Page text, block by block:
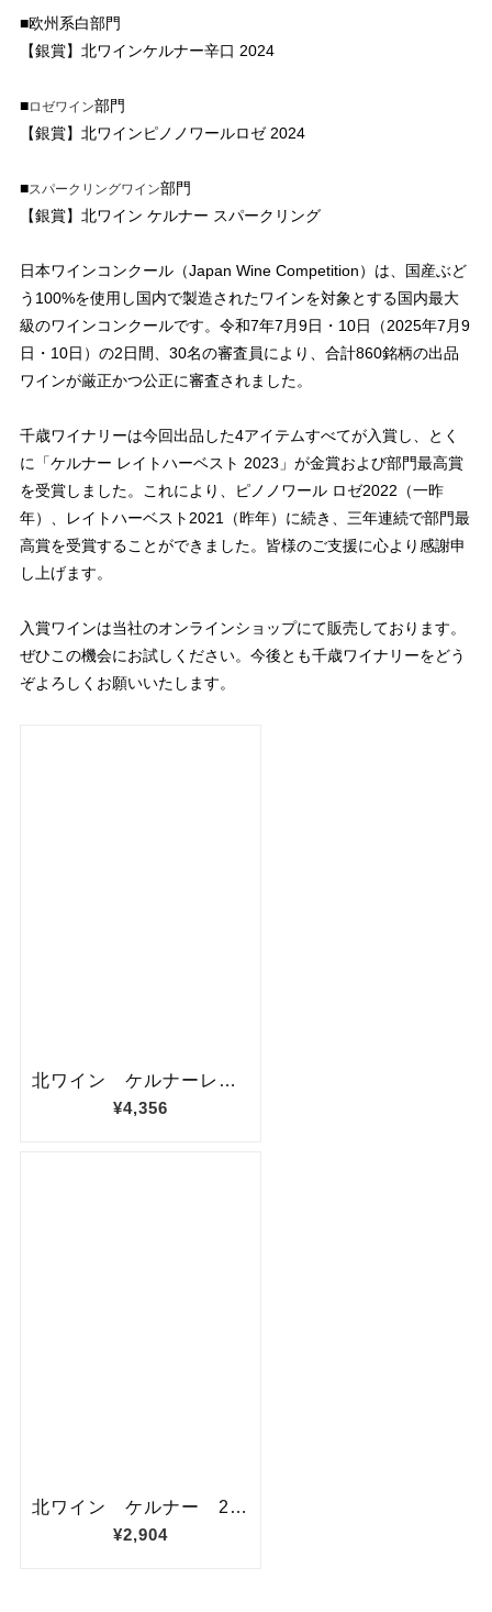
■欧州系白部門
【銀賞】北ワインケルナー辛口 2024
■ロゼワイン部門
【銀賞】北ワインピノノワールロゼ 2024
■スパークリングワイン部門
【銀賞】北ワイン ケルナー スパークリング
日本ワインコンクール（Japan Wine Competition）は、国産ぶど
う100%を使用し国内で製造されたワインを対象とする国内最大
級のワインコンクールです。令和7年7月9日・10日（2025年7月9
日・10日）の2日間、30名の審査員により、合計860銘柄の出品
ワインが厳正かつ公正に審査されました。
千歳ワイナリーは今回出品した4アイテムすべてが入賞し、とく
に「ケルナー レイトハーベスト 2023」が金賞および部門最高賞
を受賞しました。これにより、ピノノワール ロゼ2022（一昨
年）、レイトハーベスト2021（昨年）に続き、三年連続で部門最
高賞を受賞することができました。皆様のご支援に心より感謝申
し上げます。
入賞ワインは当社のオンラインショップにて販売しております。
ぜひこの機会にお試しください。今後とも千歳ワイナリーをどう
ぞよろしくお願いいたします。